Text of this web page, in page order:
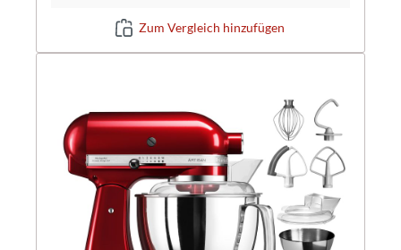
Zum Vergleich hinzufügen